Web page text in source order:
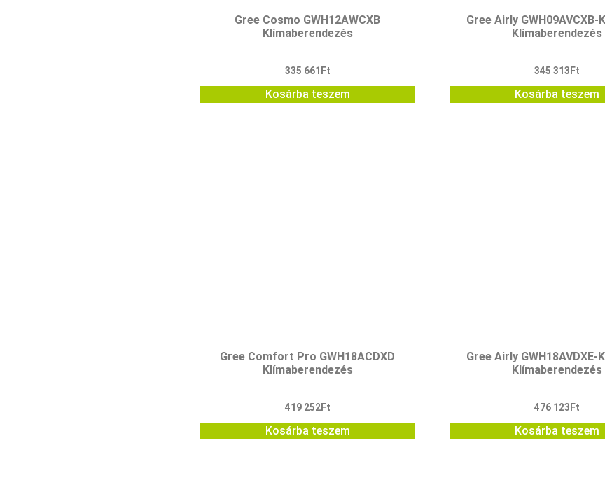
Gree Cosmo GWH12AWCXB
Klímaberendezés
335 661 Ft
Kosárba teszem
Gree Airly GWH09AVCXB-
Klímaberendezés
345 313 Ft
Kosárba teszem
Gree Comfort Pro GWH18ACDXD
Klímaberendezés
419 252Ft
Kosárba teszem
Gree Airly GWH18AVDXE-
Klímaberendezés
476 123 Ft
Kosárba teszem